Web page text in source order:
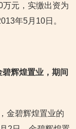
元，实缴出资为
年5月10日。
辉煌置业，期间
金碧辉煌置业的